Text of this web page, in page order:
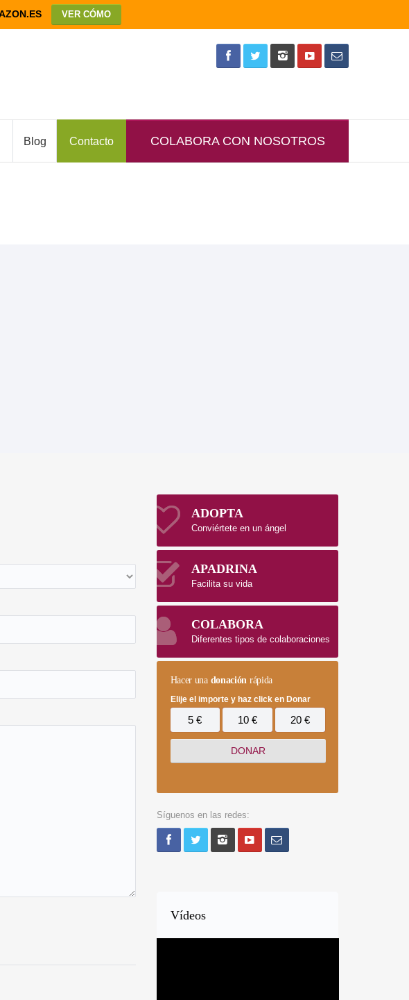
VER CÓMO
Blog Contacto COLABORA CON NOSOTROS
ADOPTA
Conviértete en un ángel
APADRINA
Facilita su vida
COLABORA
Diferentes tipos de colaboraciones
Hacer una donación rápida
Elije el importe y haz click en Donar
5 € 10 € 20 €
Síguenos en las redes:
Vídeos